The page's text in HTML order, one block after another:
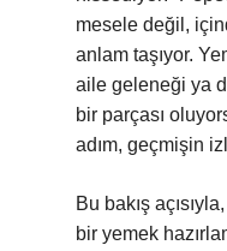
mesele değil,
anlam taşıyor.
aile geleneği ya
bir parçası
adım, geçmişin
Bu bakış
bir yemek